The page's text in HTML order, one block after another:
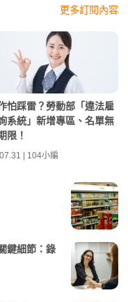
更多訂閱內容
怕踩雷？勞動部「違法雇
系統」新增專區、名單無
限！
| 104小編
鍵細節：錄